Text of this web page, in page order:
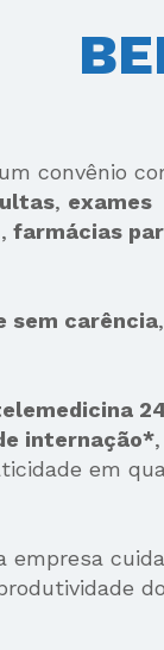
convênio
, exames
,
sem carência,
internação*,
em
empresa